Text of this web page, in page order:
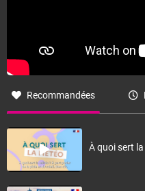
Recommandées
À quoi sert